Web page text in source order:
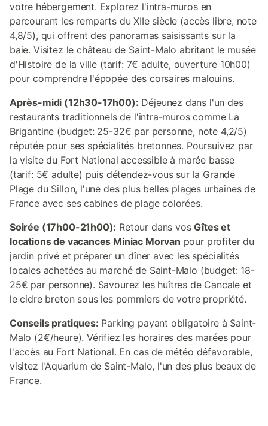
votre hébergement. Explorez l'intra-muros en
parcourant les remparts du XIIe siècle (accès libre, note
4,8/5), qui offrent des panoramas saisissants sur la
baie. Visitez le château de Saint-Malo abritant le musée
d'Histoire de la ville (tarif: 7€ adulte, ouverture 10h00)
pour comprendre l'épopée des corsaires malouins.
Après-midi (12h30-17h00): Déjeunez dans l'un des
restaurants traditionnels de l'intra-muros comme La
Brigantine (budget: 25-32€ par personne, note 4,2/5)
réputée pour ses spécialités bretonnes. Poursuivez par
la visite du Fort National accessible à marée basse
(tarif: 5€ adulte) puis détendez-vous sur la Grande
Plage du Sillon, l'une des plus belles plages urbaines de
France avec ses cabines de plage colorées.
Soirée (17h00-21h00): Retour dans vosGîtes et
locations de vacances Miniac Morvan pour profiter du
jardin privé et préparer un dîner avec les spécialités
locales achetées au marché de Saint-Malo (budget: 18-
25€ par personne). Savourez les huîtres de Cancale et
le cidre breton sous les pommiers de votre propriété.
Conseils pratiques: Parking payant obligatoire à Saint-
Malo (2€/heure). Vérifiez les horaires des marées pour
l'accès au Fort National. En cas de météo défavorable,
visitez l'Aquarium de Saint-Malo, l'un des plus beaux de
France.